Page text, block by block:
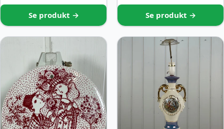
Se produkt → Se produkt →